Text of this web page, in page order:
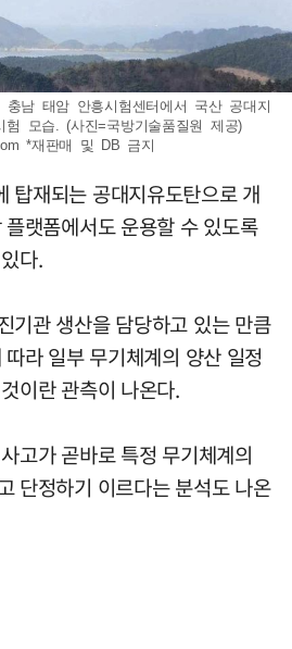
충남 태암 안흥시험센터에서 국산 공대지
험 모습. (사진=국방기술품질원 제공)
*재판매 및 DB 금지
탑재되는 공대지유도탄으로 개
랫폼에서도 운용할 수 있도록
다.
기관 생산을 담당하고 있는 만큼
라 일부 무기체계의 양산 일정
이란 관측이 나온다.
고가 곧바로 특정 무기체계의
단정하기 이르다는 분석도 나온